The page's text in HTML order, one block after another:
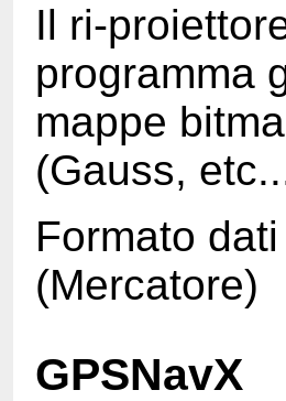
Il ri-
programma
mappe
(Gauss,
Formato
(Mercatore)
GPSNavX